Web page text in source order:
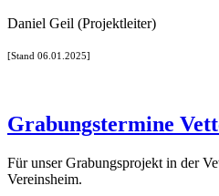
Daniel Geil (Projektleiter)
[Stand 06.01.2025]
Grabungstermine
Für unser Grabungsprojekt in der
Vereinsheim.